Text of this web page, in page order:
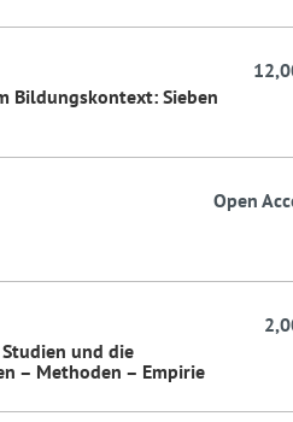
Bildungskontext: Sieben
Open
und die
– Methoden – Empirie